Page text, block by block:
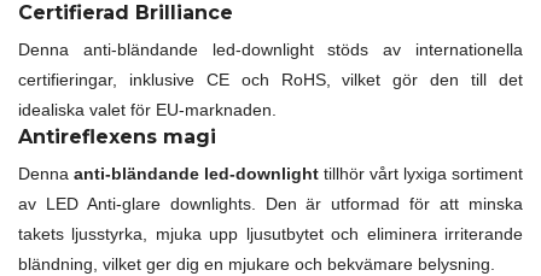
Certifierad Brilliance
Denna anti-bländande led-downlight stöds av internationella
certifieringar, inklusive CE och RoHS, vilket gör den till det
idealiska valet för EU-marknaden.
Antireflexens magi
Denna anti-bländande led-downlight tillhör vårt lyxiga sortiment
av LED Anti-glare downlights. Den är utformad för att minska
takets ljusstyrka, mjuka upp ljusutbytet och eliminera irriterande
bländning, vilket ger dig en mjukare och bekvämare belysning.